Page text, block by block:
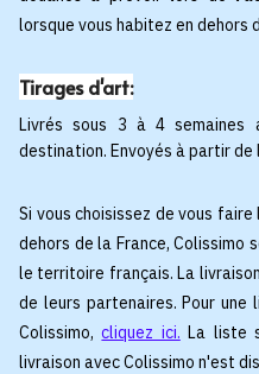
lorsque vous habitez en dehors
Tirages d'art:
Livrés sous 3 à 4 semaines
destination. Envoyés à partir de
Si vous choisissez de vous
dehors de la France, Colissimo
le territoire français. La
de leurs partenaires. Pour
Colissimo,cliquez ici. La liste
livraison avec Colissimo n'est